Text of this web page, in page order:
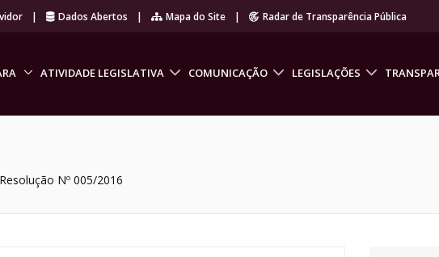
| Dados Abertos | Mapa do Site | Radar de Transparência Pública
ATIVIDADE LEGISLATIVA COMUNICAÇÃO LEGISLAÇÕES
Resolução Nº 005/2016